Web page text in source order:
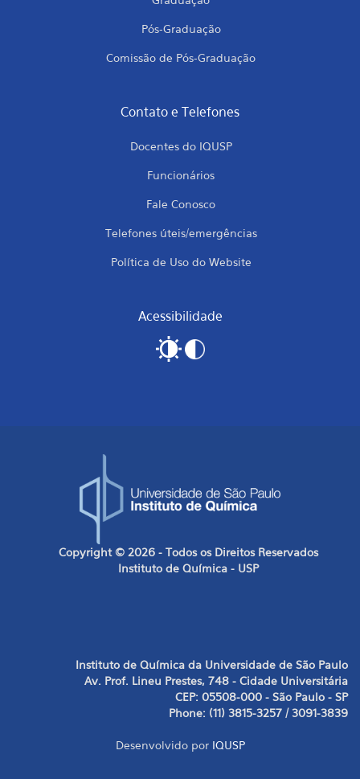
Pós-Graduação
Comissão de Pós-Graduação
Contato e Telefones
Docentes do IQUSP
Funcionários
Fale Conosco
Telefones úteis/emergências
Política de Uso do Website
Acessibilidade
Copyright © 2026 - Todos os Direitos Reservados
Instituto de Química - USP
Instituto de Química da Universidade de São Paulo
Av. Prof. Lineu Prestes, 748 - Cidade Universitária
CEP: 05508-000 - São Paulo - SP
Phone: (11) 3815-3257 / 3091-3839
Desenvolvido por IQUSP